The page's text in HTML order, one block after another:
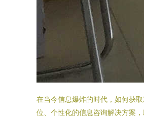
在当今信息爆炸的时代，如何获
位、个性化的信息咨询解决方案